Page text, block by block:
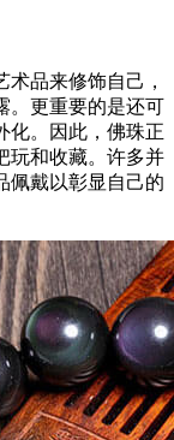
品来修饰自己，
。更重要的是还可
化。因此，佛珠正
玩和收藏。许多并
佩戴以彰显自己的